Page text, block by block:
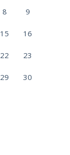
8 9
15 16
22 23
29 30